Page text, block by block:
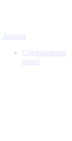
Акции
Специальная
цена!